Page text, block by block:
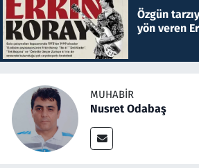
Özgün
yön veren
MUHABIR
Nusret Odabaş